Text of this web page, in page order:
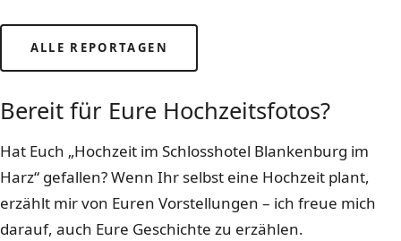
ALLE REPORTAGEN
Bereit für Eure Hochzeitsfotos?
Hat Euch „Hochzeit im Schlosshotel Blankenburg im
Harz“ gefallen? Wenn Ihr selbst eine Hochzeit plant,
erzählt mir von Euren Vorstellungen – ich freue mich
darauf, auch Eure Geschichte zu erzählen.